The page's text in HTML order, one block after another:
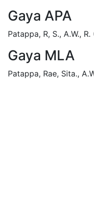
Gaya APA
Patappa, R, S., A.W., R.
Gaya MLA
Patappa, Rae, Sita.,